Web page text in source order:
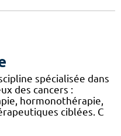
spécialisée dans
des cancers :
hormonothérapie,
ciblées. C